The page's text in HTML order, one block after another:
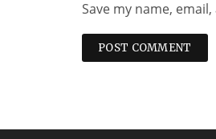
Save my name,